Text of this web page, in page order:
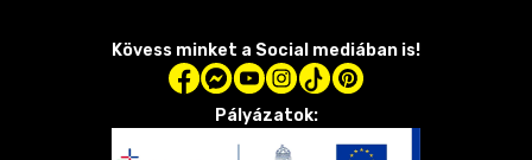
Kövess minket a Social mediában is!
Pályázatok: